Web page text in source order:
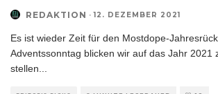
REDAKTION · 12. DEZEMBER 2021
Es ist wieder Zeit für den Mostdope-
Adventssonntag blicken wir auf das Jahr 2021
stellen